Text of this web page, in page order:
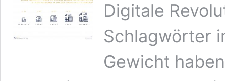
Digitale
Schlagwörter
Gewicht